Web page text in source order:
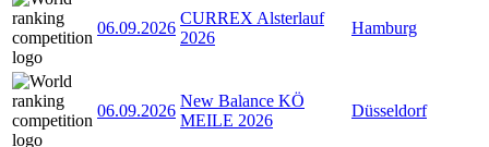
06.09.2026
CURREX Alsterlauf
2026
Hamburg
06.09.2026
New Balance KÖ
MEILE 2026
Düsseldorf